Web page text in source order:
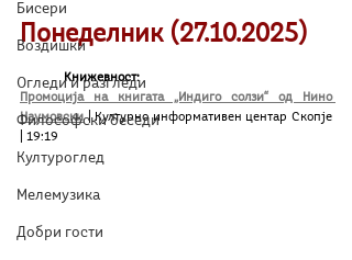
Бисери
Воздишки
Огледи и разгледи
Философски беседи
Културоглед
Мелемузика
Добри гости
Понеделник (27.10.2025)
Kнижевност:
Промоција на книгата „Индиго солзи“ од Нино
Наумовски | Културно информативен центар Скопје
| 19:19